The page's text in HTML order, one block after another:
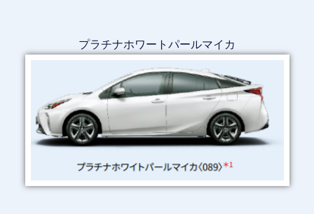
プラチナホワートパールマイカ